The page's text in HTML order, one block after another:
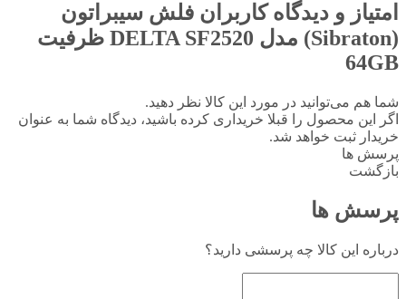
امتیاز و دیدگاه کاربران فلش سیبراتون
(Sibraton) مدل DELTA SF2520 ظرفیت
64GB
شما هم می‌توانید در مورد این کالا نظر دهید.
اگر این محصول را قبلا خریداری کرده باشید، دیدگاه شما به عنوان
خریدار ثبت خواهد شد.
پرسش ها
بازگشت
پرسش ها
درباره این کالا چه پرسشی دارید؟